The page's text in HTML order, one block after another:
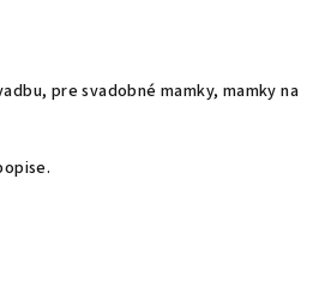
pre svadobné mamky, mamky na